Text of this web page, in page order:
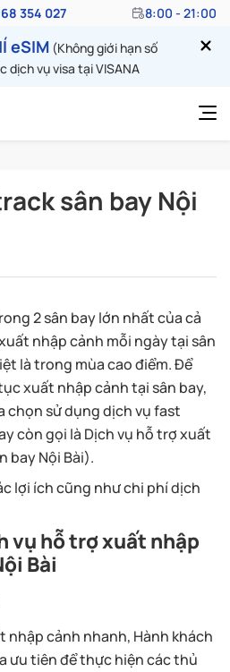
354 027 8:00 - 21:00
eSIM (Không giới hạn số
dịch vụ visa tại VISANA
sân bay Nội
2 sân bay lớn nhất của cả
nhập cảnh mỗi ngày tại sân
là trong mùa cao điểm. Để
xuất nhập cảnh tại sân bay,
chọn sử dụng dịch vụ fast
còn gọi là Dịch vụ hỗ trợ xuất
bay Nội Bài).
lợi ích cũng như chi phí dịch
vụ hỗ trợ xuất nhập
Bài
nhập cảnh nhanh, Hành khách
ưu tiên để thực hiện các thủ